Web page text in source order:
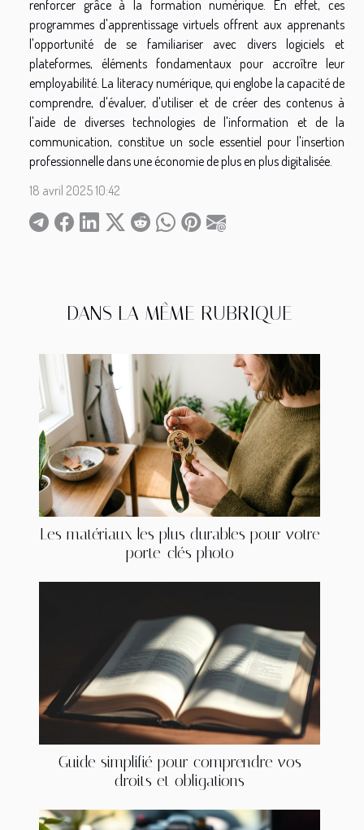
DANS LA MÊME RUBRIQUE
Les matériaux les plus durables pour votre
porte-clés photo
Guide simplifié pour comprendre vos
droits et obligations
renforcer grâce à la formation numérique. En effet, ces
programmes d'apprentissage virtuels offrent aux apprenants
l'opportunité de se familiariser avec divers logiciels et
plateformes, éléments fondamentaux pour accroître leur
employabilité. La literacy numérique, qui englobe la capacité de
comprendre, d'évaluer, d'utiliser et de créer des contenus à
l'aide de diverses technologies de l'information et de la
communication, constitue un socle essentiel pour l'insertion
professionnelle dans une économie de plus en plus digitalisée.
18 avril 2025 10:42